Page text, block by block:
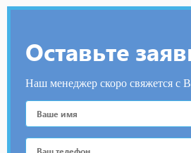
Оставьте
Наш менеджер скоро свяжется с